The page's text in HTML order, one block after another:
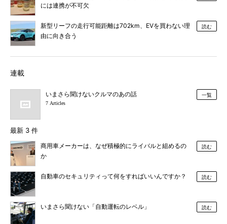
には連携が不可欠
新型リーフの走行可能距離は702km、EVを買わない理
由に向き合う
読む
連載
いまさら聞けないクルマのあの話
7 Articles
一覧
最新 3 件
商用車メーカーは、なぜ積極的にライバルと組めるの
か
読む
自動車のセキュリティって何をすればいいんですか？ 読む
いまさら聞けない「自動運転のレベル」 読む